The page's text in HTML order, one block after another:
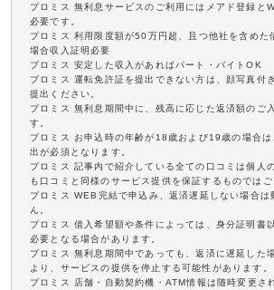
プロミス 無利息サービスのご利用にはメアド登録と
必要です。
プロミス 利用限度額が50万円超、且つ他社を含めた
場合収入証明必要
プロミス 安定した収入があればパート・バイトOK
プロミス 運転免許証を提出できない方は、顔写真付
提出ください。
プロミス 無利息期間中に、残高に応じた返済額のご
す。
プロミス お申込時の年齢が18歳および19歳の場合は
出が必須となります。
プロミス 記事内で紹介している全ての口コミは個人
も口コミと同様のサービス提供を保証するものではご
プロミス WEB完結で申込み、返済遅延しない場合は
ん。
プロミス 借入希望額や条件によっては、身分証明書
必要となる場合があります。
プロミス 無利息期間中であっても、返済に遅延した
より、サービスの提供を停止する可能性があります。
プロミス 店舗・自動契約機・ATM情報は随時変更さ